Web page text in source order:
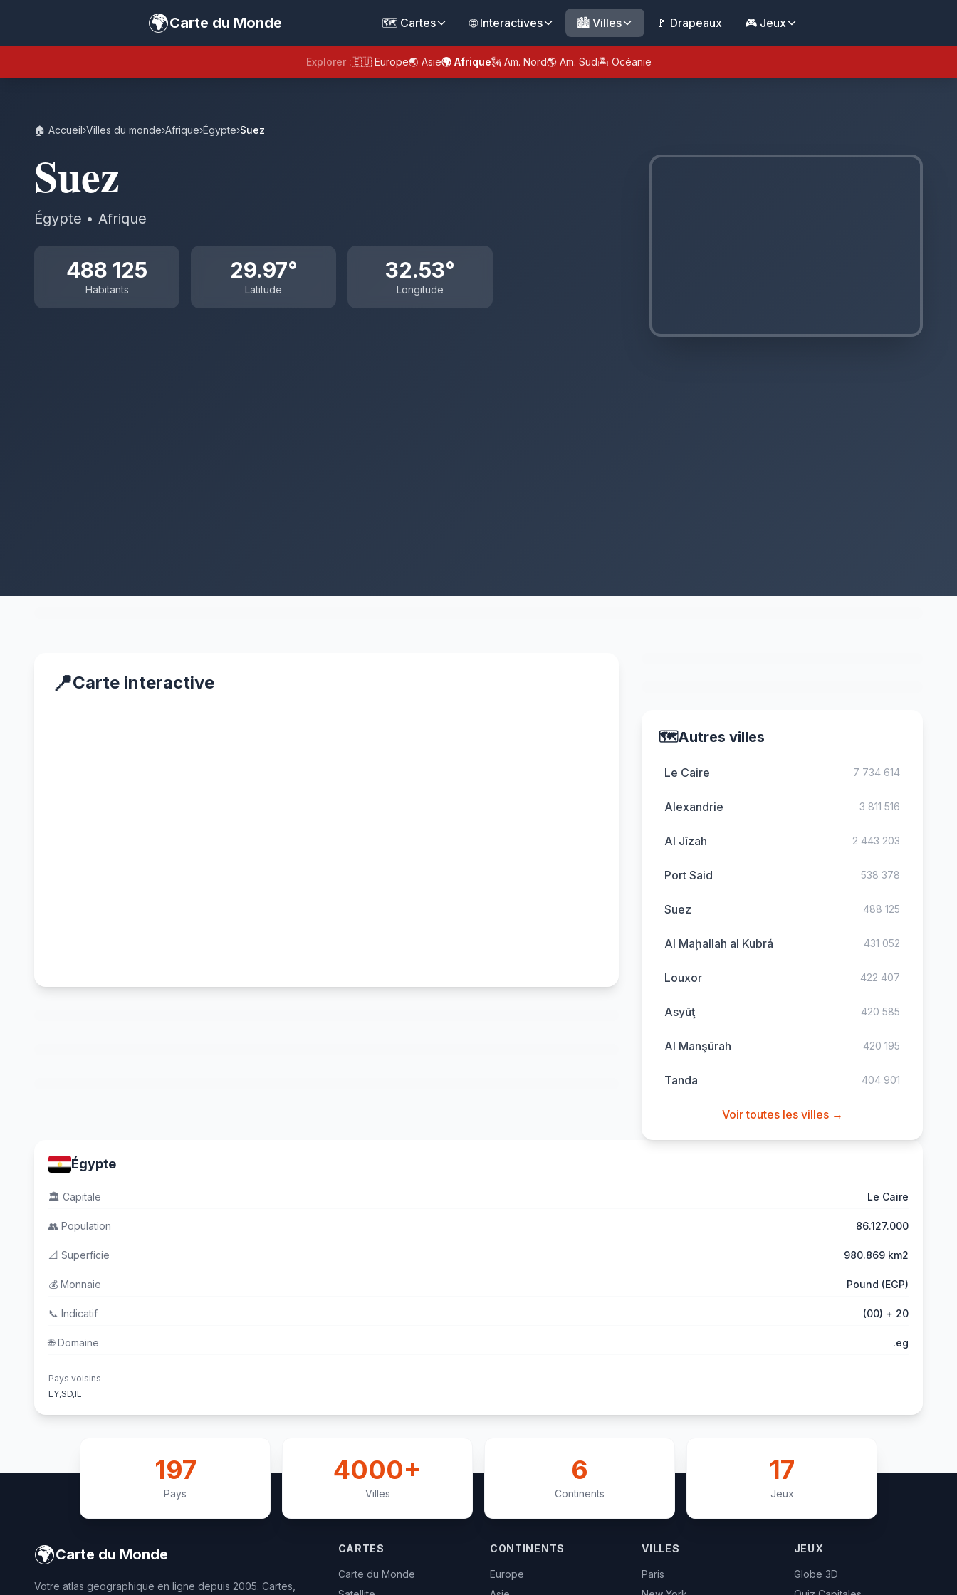
🌍Carte du Monde 🗺️ Cartes 🌐 Interactives 🏙️ Villes 🚩 Drapeaux 🎮 Jeux
Explorer :🇪🇺 Europe🌏 Asie🌍 Afrique🗽 Am. Nord🌎 Am. Sud🏝️ Océanie
🏠 Accueil›Villes du monde›Afrique›Égypte›Suez
Suez
Égypte • Afrique
488 125
Habitants
29.97°
Latitude
32.53°
Longitude
📍Carte interactive
🗺️Autres villes
Le Caire 7 734 614
Alexandrie 3 811 516
Al Jīzah 2 443 203
Port Said 538 378
Suez 488 125
Al Maḩallah al Kubrá 431 052
Louxor 422 407
Asyūţ 420 585
Al Manşūrah 420 195
Tanda 404 901
Voir toutes les villes →
Égypte
🏛️ Capitale Le Caire
👥 Population 86.127.000
📐 Superficie 980.869 km2
💰 Monnaie Pound (EGP)
📞 Indicatif (00) + 20
🌐Domaine .eg
Pays voisins
LY,SD,IL
197
Pays
4000+
Villes
6
Continents
17
Jeux
🌍Carte du Monde
Votre atlas geographique en ligne depuis 2005. Cartes,
CARTES
Carte du Monde
CONTINENTS
Europe
VILLES
Paris
JEUX
Globe 3D